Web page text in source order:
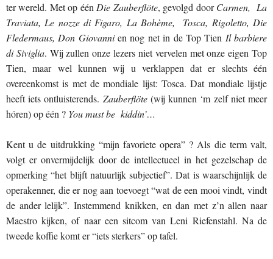
ter wereld. Met op éénDie Zauberflöte, gevolgd doorCarmen, La
Traviata, Le nozze di Figaro, La Bohème, Tosca, Rigoletto, Die
Fledermaus, Don Giovannien nog net in de Top Tien Il barbiere
di Siviglia. Wij zullen onze lezers niet vervelen met onze eigen Top
Tien, maar wel kunnen wij u verklappen dat er slechts één
overeenkomst is met de mondiale lijst: Tosca. Dat mondiale lijstje
heeft iets ontluisterends. Zauberflöte(wij kunnen ‘m zelf niet meer
hóren) op één ? You must be kiddin’…
Kent u de uitdrukking “mijn favoriete opera” ? Als die term valt,
volgt er onvermijdelijk door de intellectueel in het gezelschap de
opmerking “het blijft natuurlijk subjectief”. Dat is waarschijnlijk de
operakenner, die er nog aan toevoegt “wat de een mooi vindt, vindt
de ander lelijk”. Instemmend knikken, en dan met z’n allen naar
Maestro kijken, of naar een sitcom van Leni Riefenstahl. Na de
tweede koffie komt er “iets sterkers” op tafel.